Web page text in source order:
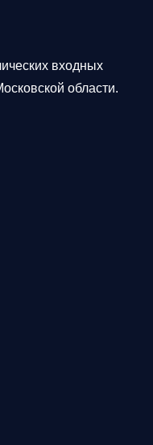
входных
области.